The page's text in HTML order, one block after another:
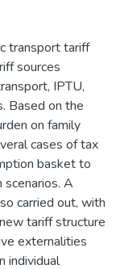
transport tariff
sources
IPTU,
Based on the
on family
cases of tax
basket to
A
carried out, with
tariff structure
externalities
individual